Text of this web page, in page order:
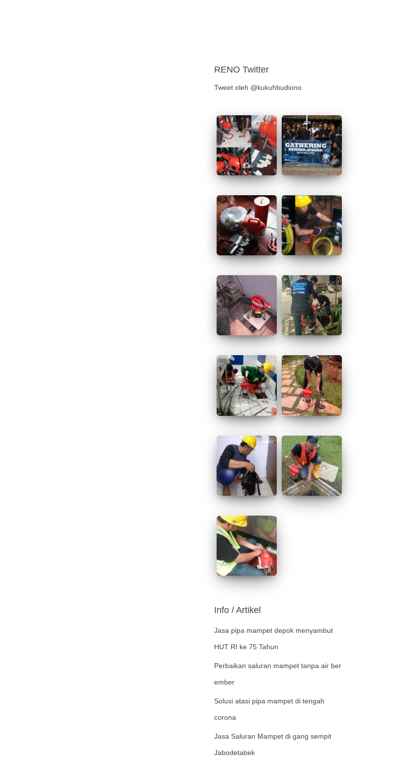
RENO Twitter
Tweet oleh @kukuhbudiono
Info / Artikel
Jasa pipa mampet depok menyambut
HUT RI ke 75 Tahun
Perbaikan saluran mampet tanpa air ber
ember
Solusi atasi pipa mampet di tengah
corona
Jasa Saluran Mampet di gang sempit
Jabodetabek